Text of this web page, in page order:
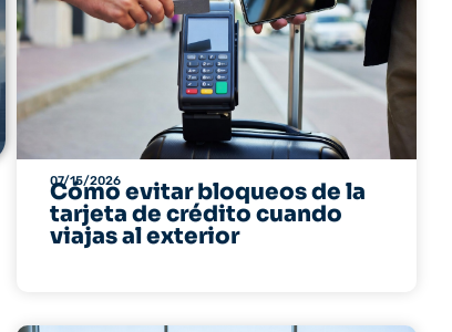
07/15/2026
Cómo evitar bloqueos de la
tarjeta de crédito cuando
viajas al exterior